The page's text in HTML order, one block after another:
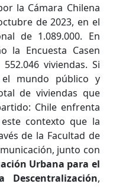
la Cámara Chilena
de 2023, en el
de 1.089.000. En
la Encuesta Casen
viviendas. Si
mundo público y
de viviendas que
Chile enfrenta
contexto que la
de la Facultad de
junto con
Urbana para el
,